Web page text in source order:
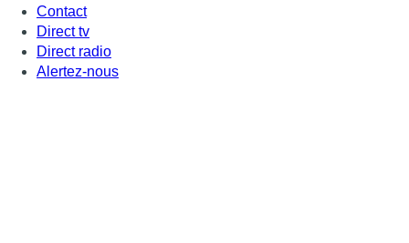
Contact
Direct tv
Direct radio
Alertez-nous